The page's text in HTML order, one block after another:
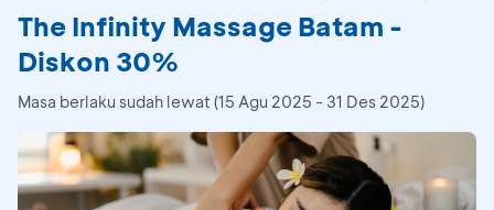
The Infinity Massage Batam -
Diskon 30%
Masa berlaku sudah lewat (15 Agu 2025 - 31 Des 2025)